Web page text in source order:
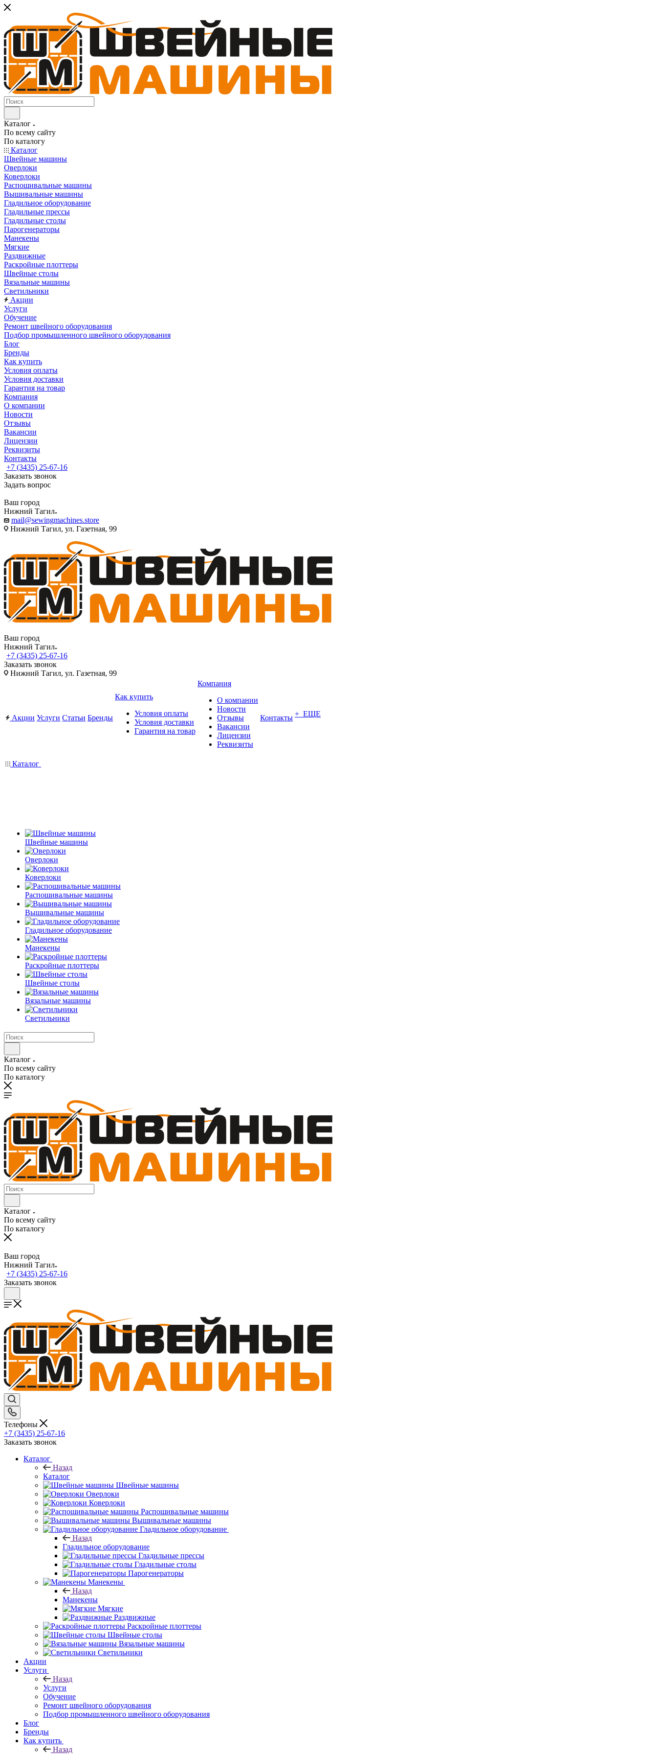
Каталог
По всему сайту
По каталогу
Каталог
Швейные машины
Оверлоки
Коверлоки
Распошивальные машины
Вышивальные машины
Гладильное оборудование
Гладильные прессы
Гладильные столы
Парогенераторы
Манекены
Мягкие
Раздвижные
Раскройные плоттеры
Швейные столы
Вязальные машины
Светильники
Акции
Услуги
Обучение
Ремонт швейного оборудования
Подбор промышленного швейного оборудования
Блог
Бренды
Как купить
Условия оплаты
Условия доставки
Гарантия на товар
Компания
О компании
Новости
Отзывы
Вакансии
Лицензии
Реквизиты
Контакты
+7 (3435) 25-67-16
Заказать звонок
Задать вопрос
Ваш город
Нижний Тагил
mail@sewingmachines.store
Нижний Тагил, ул. Газетная, 99
Ваш город
Нижний Тагил
+7 (3435) 25-67-16
Заказать звонок
Нижний Тагил, ул. Газетная, 99
Акции Услуги Статьи Бренды
Как купить
Условия оплаты
Условия доставки
Гарантия на товар
Компания
О компании
Новости
Отзывы
Вакансии
Лицензии
Реквизиты
Контакты + ЕЩЕ
Каталог
Швейные машины
Оверлоки
Коверлоки
Распошивальные машины
Вышивальные машины
Гладильное оборудование
Манекены
Раскройные плоттеры
Швейные столы
Вязальные машины
Светильники
Каталог
По всему сайту
По каталогу
Каталог
По всему сайту
По каталогу
Ваш город
Нижний Тагил
+7 (3435) 25-67-16
Заказать звонок
Телефоны
+7 (3435) 25-67-16
Заказать звонок
Каталог
Назад
Каталог
Швейные машины
Оверлоки
Коверлоки
Распошивальные машины
Вышивальные машины
Гладильное оборудование
Назад
Гладильное оборудование
Гладильные прессы
Гладильные столы
Парогенераторы
Манекены
Назад
Манекены
Мягкие
Раздвижные
Раскройные плоттеры
Швейные столы
Вязальные машины
Светильники
Акции
Услуги
Назад
Услуги
Обучение
Ремонт швейного оборудования
Подбор промышленного швейного оборудования
Блог
Бренды
Как купить
Назад